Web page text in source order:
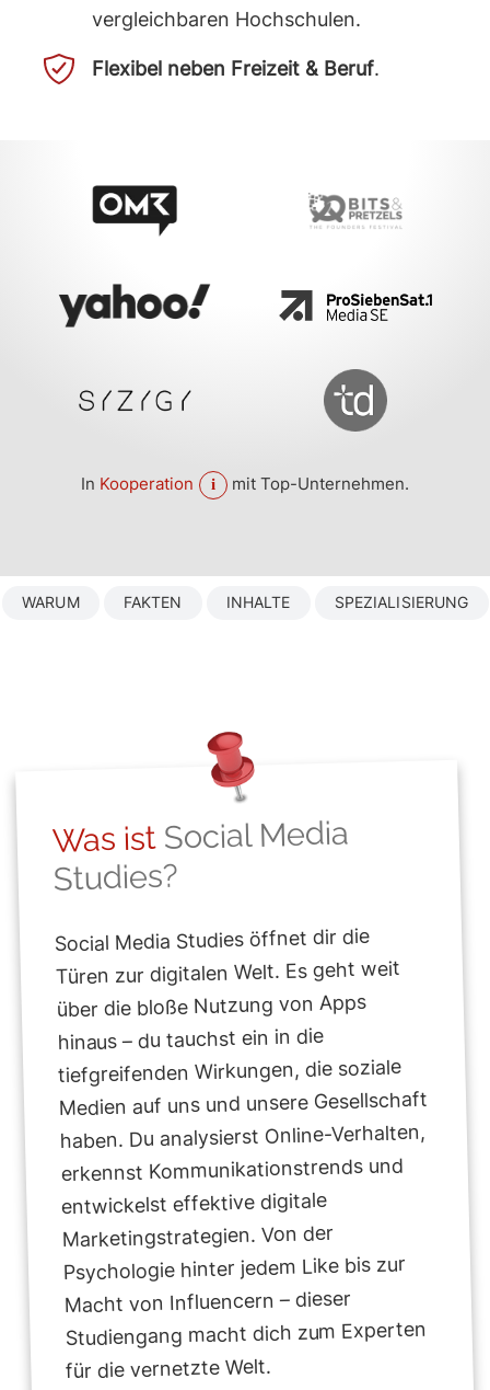
vergleichbaren Hochschulen.
Flexibel neben Freizeit & Beruf.
In Kooperation mit Top-Unternehmen.
WARUM FAKTEN INHALTE SPEZIALISIERUNG
Was istSocial Media
Studies?
Social Media Studies öffnet dir die
Türen zur digitalen Welt. Es geht weit
über die bloße Nutzung von Apps
hinaus – du tauchst ein in die
tiefgreifenden Wirkungen, die soziale
Medien auf uns und unsere Gesellschaft
haben. Du analysierst Online-Verhalten,
erkennst Kommunikationstrends und
entwickelst effektive digitale
Marketingstrategien. Von der
Psychologie hinter jedem Like bis zur
Macht von Influencern – dieser
Studiengang macht dich zum Experten
für die vernetzte Welt.